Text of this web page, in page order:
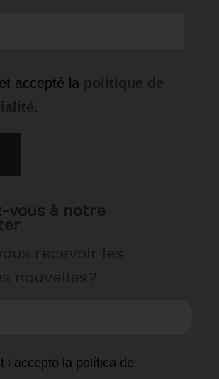
accepté la
vous à notre
i accepto la política de